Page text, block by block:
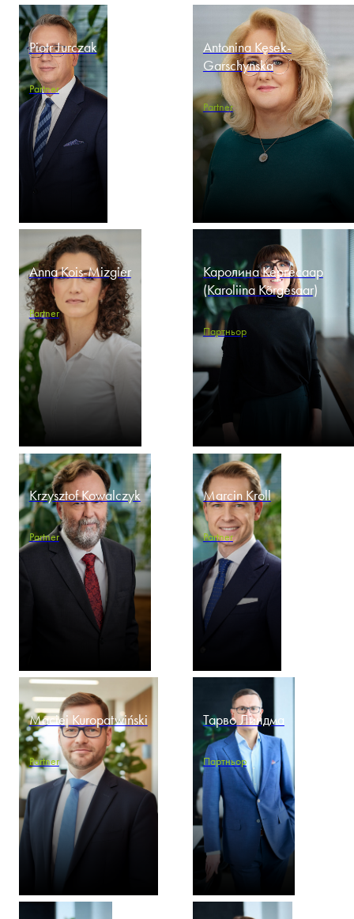
Piotr Jurczak
Partner
Antonina Kęsek-
Garschynska
Partner
Anna Kois-Mizgier
Partner
Каролина Кергесаар
(Karoliina Kõrgesaar)
Партньор
Krzysztof Kowalczyk
Partner
Marcin Kroll
Partner
Maciej Kuropatwiński
Partner
Тарво Линдма
Партньор